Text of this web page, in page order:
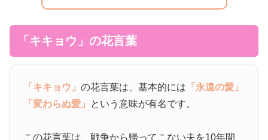
「キキョウ」の花言葉
「キキョウ」の花言葉は、基本的には 「永遠の愛」
「変わらぬ愛」 という意味が有名です。
この花言葉は、戦争から帰ってこない夫を10年間